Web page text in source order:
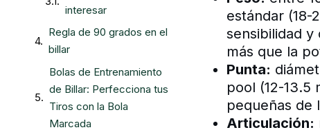
interesar
Regla de 90 grados en el
billar
Bolas de Entrenamiento
de Billar: Perfecciona tus
Tiros con la Bola
Marcada
estándar (18-
sensibilidad
más que la
Punta:
pool (12-13.5
pequeñas de
Articulación: